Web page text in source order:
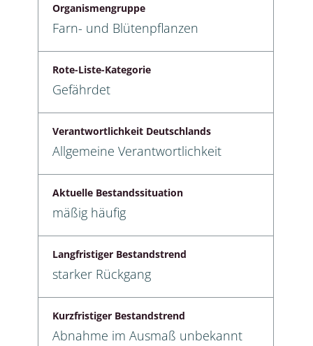
Organismengruppe
Farn- und Blütenpflanzen
Rote-Liste-Kategorie
Gefährdet
Verantwortlichkeit Deutschlands
Allgemeine Verantwortlichkeit
Aktuelle Bestandssituation
mäßig häufig
Langfristiger Bestandstrend
starker Rückgang
Kurzfristiger Bestandstrend
Abnahme im Ausmaß unbekannt